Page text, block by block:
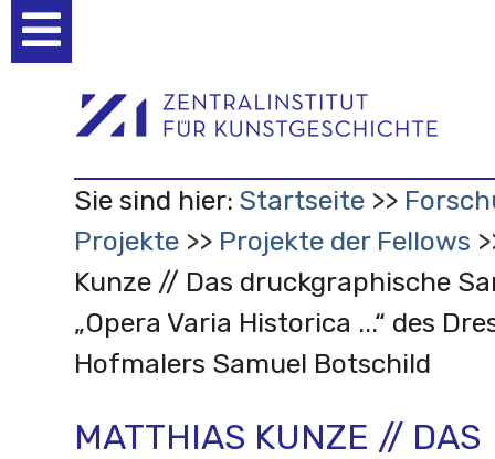
Werkzeuge
Sie sind hier: Startseite
Projekte
Projekte der Fellows
Kunze // Das druckgraphische
„Opera Varia Historica ...“ des
Hofmalers Samuel Botschild
MATTHIAS KUNZE // DAS